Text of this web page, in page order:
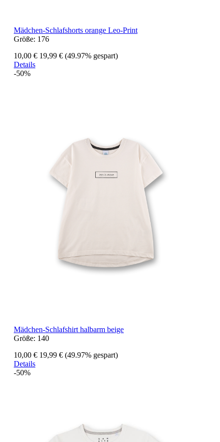
Mädchen-Schlafshorts orange Leo-Print
Größe: 176
10,00 € 19,99 € (49.97% gespart)
Details
-50%
Mädchen-Schlafshirt halbarm beige
Größe: 140
10,00 € 19,99 € (49.97% gespart)
Details
-50%